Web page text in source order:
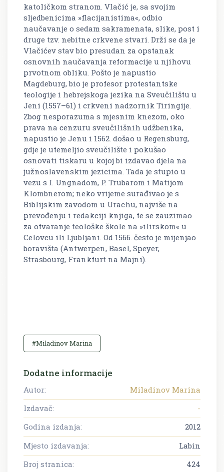
katoličkom stranom. Vlačić je, sa svojim
sljedbenicima »flacijanistima«, odbio
naučavanje o sedam sakramenata, slike, post i
druge tzv. nebitne crkvene stvari. Drži se da je
Vlačićev stav bio presudan za opstanak
osnovnih naučavanja reformacije u njihovu
prvotnom obliku. Pošto je napustio
Magdeburg, bio je profesor protestantske
teologije i hebrejskoga jezika na Sveučilištu u
Jeni (1557–61) i crkveni nadzornik Tiringije.
Zbog nesporazuma s mjesnim knezom, oko
prava na cenzuru sveučilišnih udžbenika,
napustio je Jenu i 1562. došao u Regensburg,
gdje je utemeljio sveučilište i pokušao
osnovati tiskaru u kojoj bi izdavao djela na
južnoslavenskim jezicima. Tada je stupio u
vezu s I. Ungnadom, P. Trubarom i Matijom
Klombnerom; neko vrijeme surađivao je s
Biblijskim zavodom u Urachu, najviše na
prevođenju i redakciji knjiga, te se zauzimao
za otvaranje teološke škole na »ilirskom« u
Celovcu ili Ljubljani. Od 1566. često je mijenjao
boravišta (Antwerpen, Basel, Speyer,
Strasbourg, Frankfurt na Majni).
#Miladinov Marina
Dodatne informacije
Autor:
Miladinov Marina
Izdavač:
-
Godina izdanja:
2012
Mjesto izdavanja:
Labin
Broj stranica:
424